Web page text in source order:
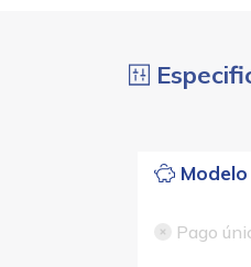
Modelo
Pago